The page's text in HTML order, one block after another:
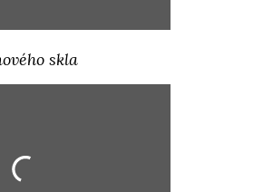
skla